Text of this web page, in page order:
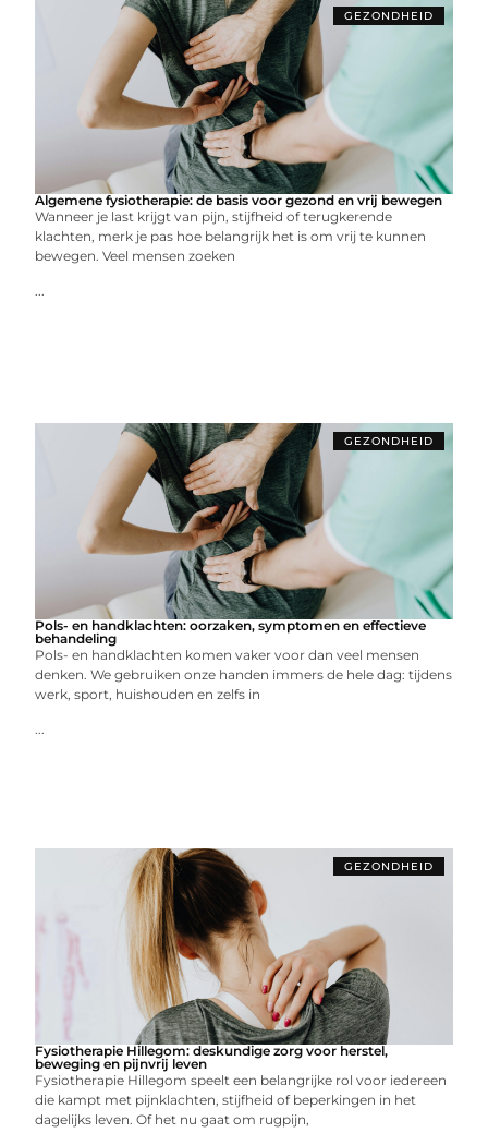
GEZONDHEID
Algemene fysiotherapie: de basis voor gezond en vrij bewegen
Wanneer je last krijgt van pijn, stijfheid of terugkerende
klachten, merk je pas hoe belangrijk het is om vrij te kunnen
bewegen. Veel mensen zoeken
...
GEZONDHEID
Pols- en handklachten: oorzaken, symptomen en effectieve
behandeling
Pols- en handklachten komen vaker voor dan veel mensen
denken. We gebruiken onze handen immers de hele dag: tijdens
werk, sport, huishouden en zelfs in
...
GEZONDHEID
Fysiotherapie Hillegom: deskundige zorg voor herstel,
beweging en pijnvrij leven
Fysiotherapie Hillegom speelt een belangrijke rol voor iedereen
die kampt met pijnklachten, stijfheid of beperkingen in het
dagelijks leven. Of het nu gaat om rugpijn,